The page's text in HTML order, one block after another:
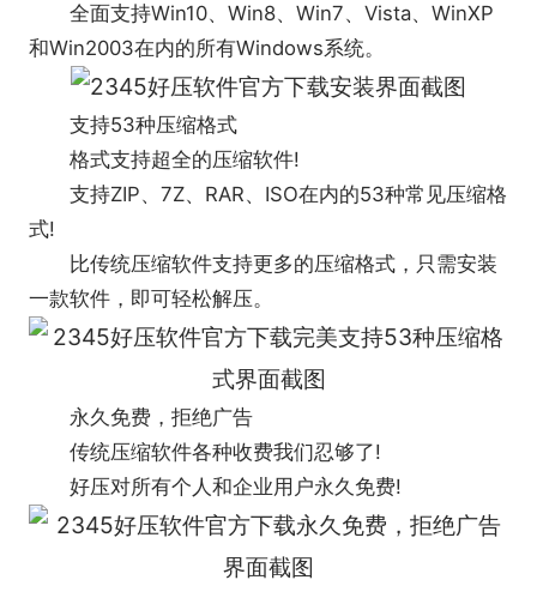
全面支持Win10、Win8、Win7、Vista、WinXP
和Win2003在内的所有Windows系统。
支持53种压缩格式
格式支持超全的压缩软件!
支持ZIP、7Z、RAR、ISO在内的53种常见压缩格
式!
比传统压缩软件支持更多的压缩格式，只需安装
一款软件，即可轻松解压。
永久免费，拒绝广告
传统压缩软件各种收费我们忍够了!
好压对所有个人和企业用户永久免费!